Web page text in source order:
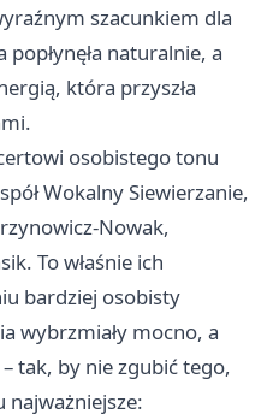
szacunkiem dla
naturalnie, a
która przyszła
osobistego tonu
Wokalny Siewierzanie,
Nowak,
To właśnie ich
bardziej osobisty
wybrzmiały mocno, a
tak, by nie zgubić tego,
najważniejsze: